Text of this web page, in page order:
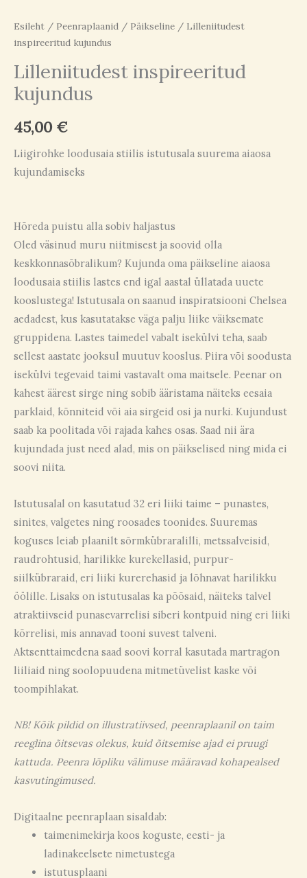
Esileht / Peenraplaanid / Päikseline / Lilleniitudest
inspireeritud kujundus
Lilleniitudest inspireeritud
kujundus
45,00 €
Liigirohke loodusaia stiilis istutusala suurema aiaosa
kujundamiseks
Hõreda puistu alla sobiv haljastus
Oled väsinud muru niitmisest ja soovid olla
keskkonnasõbralikum? Kujunda oma päikseline aiaosa
loodusaia stiilis lastes end igal aastal üllatada uuete
kooslustega! Istutusala on saanud inspiratsiooni Chelsea
aedadest, kus kasutatakse väga palju liike väiksemate
gruppidena. Lastes taimedel vabalt isekülvi teha, saab
sellest aastate jooksul muutuv kooslus. Piira või soodusta
isekülvi tegevaid taimi vastavalt oma maitsele. Peenar on
kahest äärest sirge ning sobib ääristama näiteks eesaia
parklaid, kõnniteid või aia sirgeid osi ja nurki. Kujundust
saab ka poolitada või rajada kahes osas. Saad nii ära
kujundada just need alad, mis on päikselised ning mida ei
soovi niita.
Istutusalal on kasutatud 32 eri liiki taime – punastes,
sinites, valgetes ning roosades toonides. Suuremas
koguses leiab plaanilt sõrmkübraralilli, metssalveisid,
raudrohtusid, harilikke kurekellasid, purpur-
siilkübraraid, eri liiki kurerehasid ja lõhnavat harilikku
öölille. Lisaks on istutusalas ka põõsaid, näiteks talvel
atraktiivseid punasevarrelisi siberi kontpuid ning eri liiki
kõrrelisi, mis annavad tooni suvest talveni.
Aktsenttaimedena saad soovi korral kasutada martragon
liiliaid ning soolopuudena mitmetüvelist kaske või
toompihlakat.
NB! Kõik pildid on illustratiivsed, peenraplaanil on taim
reeglina õitsevas olekus, kuid õitsemise ajad ei pruugi
kattuda. Peenra lõpliku välimuse määravad kohapealsed
kasvutingimused.
Digitaalne peenraplaan sisaldab:
taimenimekirja koos koguste, eesti- ja
ladinakeelsete nimetustega
istutusplaani